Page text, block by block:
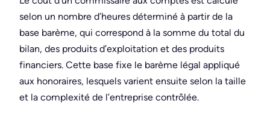
selon un nombre d’heures déterminé à partir de la
base barème, qui correspond à la somme du total du
bilan, des produits d’exploitation et des produits
financiers. Cette base fixe le barème légal appliqué
aux honoraires, lesquels varient ensuite selon la taille
et la complexité de l’entreprise contrôlée.